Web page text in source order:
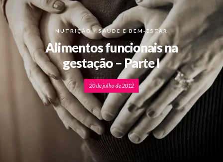
NUTRIÇÃO SAÚDE E BEM-ESTAR
Alimentos funcionais na
gestação – Parte I
20 de julho de 2012